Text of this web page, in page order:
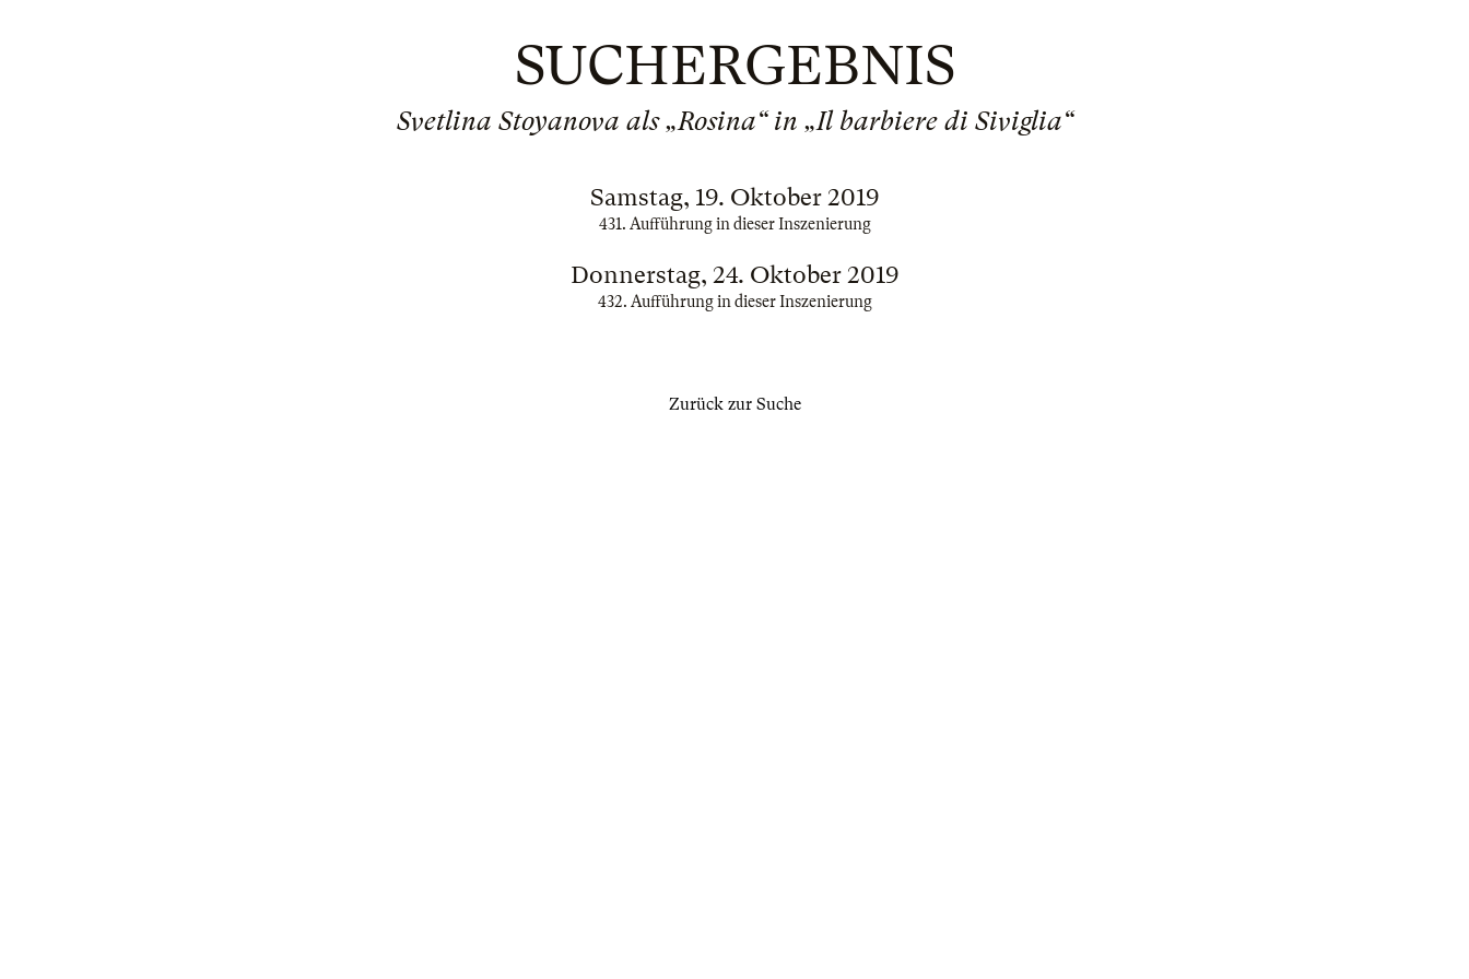
SUCHERGEBNIS
Svetlina Stoyanova als „Rosina“ in „Il barbiere di Siviglia“
Samstag, 19. Oktober 2019
431. Aufführung in dieser Inszenierung
Donnerstag, 24. Oktober 2019
432. Aufführung in dieser Inszenierung
Zurück zur Suche